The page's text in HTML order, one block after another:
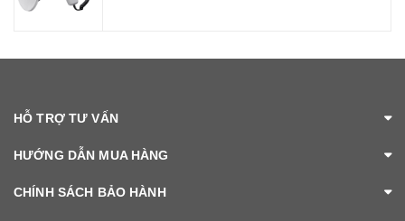
HỖ TRỢ TƯ VẤN
HƯỚNG DẪN MUA HÀNG
CHÍNH SÁCH BẢO HÀNH